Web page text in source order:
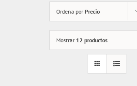
Ordena por Precio
Mostrar 12 productos